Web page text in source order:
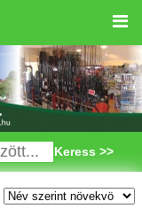
Keress >>